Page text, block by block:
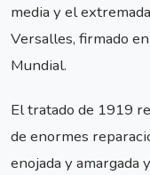
media y el
Versalles, firmado
Mundial.
El tratado de 1919
de enormes
enojada y amargada